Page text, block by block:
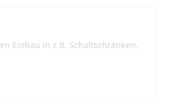
Einbau in z.B. Schaltschränken,